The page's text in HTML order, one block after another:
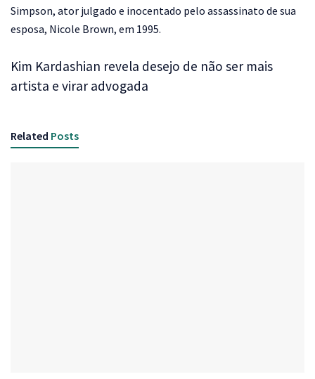
Simpson, ator julgado e inocentado pelo assassinato de sua
esposa, Nicole Brown, em 1995.
Kim Kardashian revela desejo de não ser mais
artista e virar advogada
Related Posts